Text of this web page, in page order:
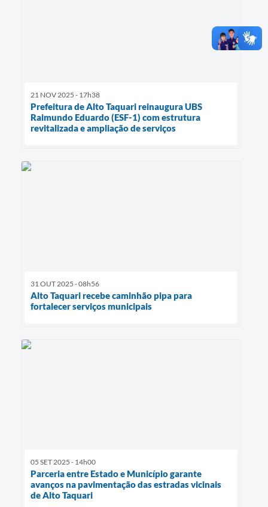
21 NOV 2025 - 17h38
Prefeitura de Alto Taquari reinaugura UBS
Raimundo Eduardo (ESF-1) com estrutura
revitalizada e ampliação de serviços
31 OUT 2025 - 08h56
Alto Taquari recebe caminhão pipa para
fortalecer serviços municipais
05 SET 2025 - 14h00
Parceria entre Estado e Município garante
avanços na pavimentação das estradas vicinais
de Alto Taquari